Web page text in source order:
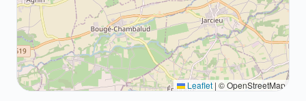
Leaflet | © OpenStreetMap